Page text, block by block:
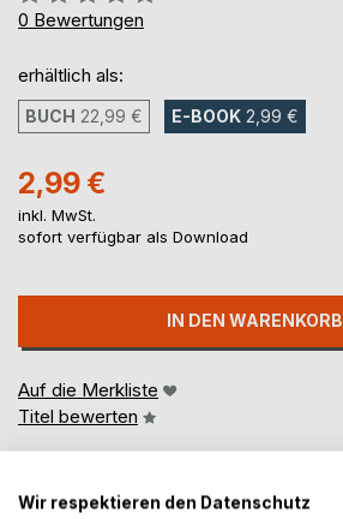
0%
0 Bewertungen
erhältlich als:
BUCH 22,99 € E-BOOK 2,99 €
2,99 €
inkl. MwSt.
sofort verfügbar als Download
IN DEN WARENKORB
Auf die Merkliste
Titel bewerten
Wir respektieren den Datenschutz